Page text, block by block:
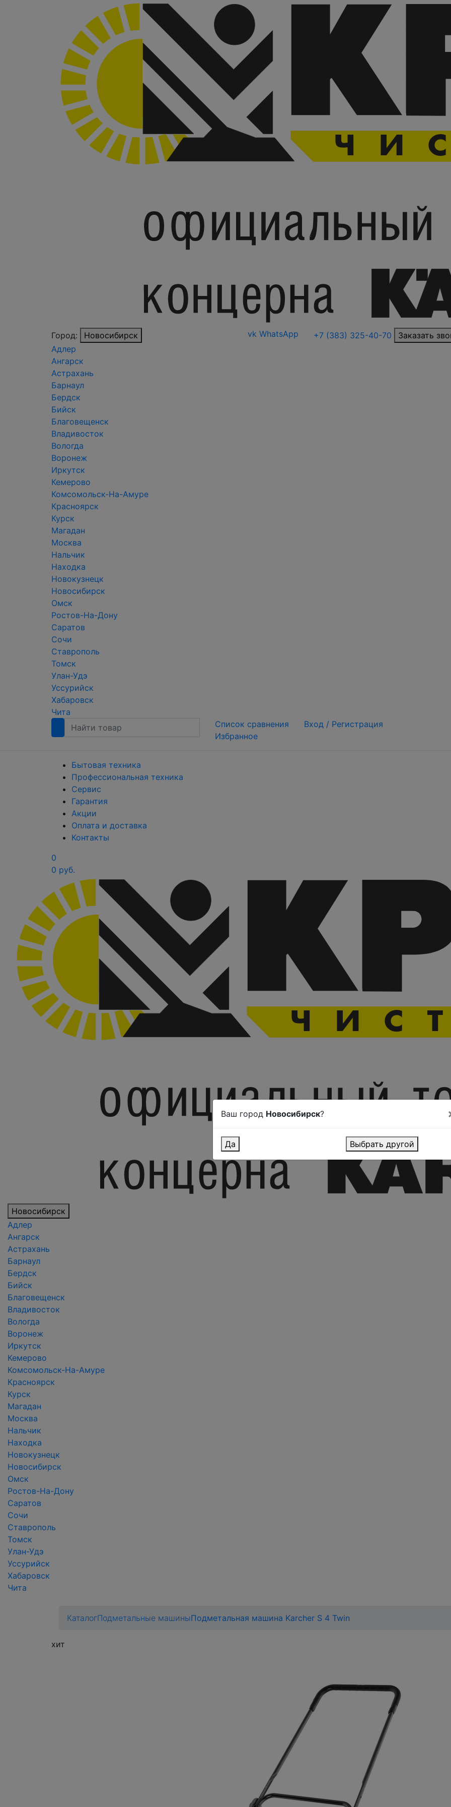
Город:
Новосибирск
Адлер
Ангарск
Астрахань
Барнаул
Бердск
Бийск
Благовещенск
Владивосток
Вологда
Воронеж
Иркутск
Кемерово
Комсомольск-На-Амуре
Красноярск
Курск
Магадан
Москва
Нальчик
Находка
Новокузнецк
Новосибирск
Омск
Ростов-На-Дону
Саратов
Сочи
Ставрополь
Томск
Улан-Удэ
Уссурийск
Хабаровск
Чита
vk WhatsApp +7 (383) 325-40-70 Заказать
Список сравнения
Избранное
Вход / Регистрация
Бытовая техника
Профессиональная техника
Сервис
Гарантия
Акции
Оплата и доставка
Контакты
0
0 руб.
Новосибирск
Адлер
Ангарск
Астрахань
Барнаул
Бердск
Бийск
Благовещенск
Владивосток
Вологда
Воронеж
Иркутск
Кемерово
Комсомольск-На-Амуре
Красноярск
Курск
Магадан
Москва
Нальчик
Находка
Новокузнецк
Новосибирск
Омск
Ростов-На-Дону
Саратов
Сочи
Ставрополь
Томск
Улан-Удэ
Уссурийск
Хабаровск
Чита
КаталогПодметальные машиныПодметальная машина Karcher S 4 Twin
хит
Ваш город Новосибирск?
Да Выбрать другой